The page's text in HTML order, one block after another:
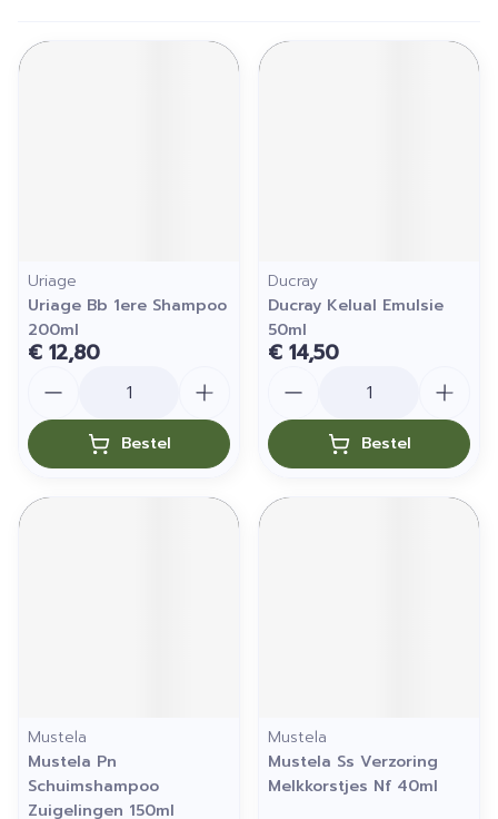
Uriage
Uriage Bb 1ere Shampoo
200ml
€ 12,80
Bestel
Ducray
Ducray Kelual Emulsie
50ml
€ 14,50
Bestel
Mustela
Mustela Pn
Schuimshampoo
Zuigelingen 150ml
Mustela
Mustela Ss Verzoring
Melkkorstjes Nf 40ml